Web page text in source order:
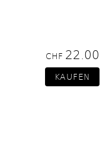
CHF 22.00